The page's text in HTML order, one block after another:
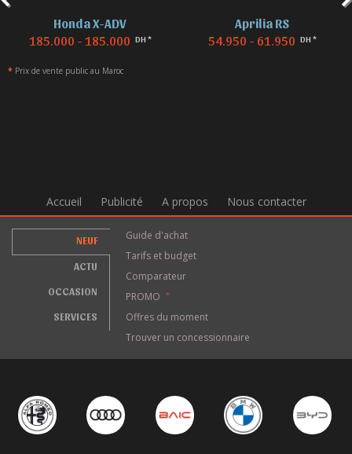
Honda X-ADV
185.000 - 185.000 DH *
Aprilia RS
54.950 - 61.950 DH *
* Prix de vente public au Maroc
Accueil Publicité A propos Nous contacter
NEUF
ACTU
OCCASION
SERVICES
Guide d'achat
Tarifs et budget
Comparateur
PROMO
*
Offres du moment
Trouver un concessionnaire